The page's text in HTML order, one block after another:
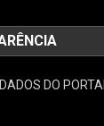
DO PORTAL